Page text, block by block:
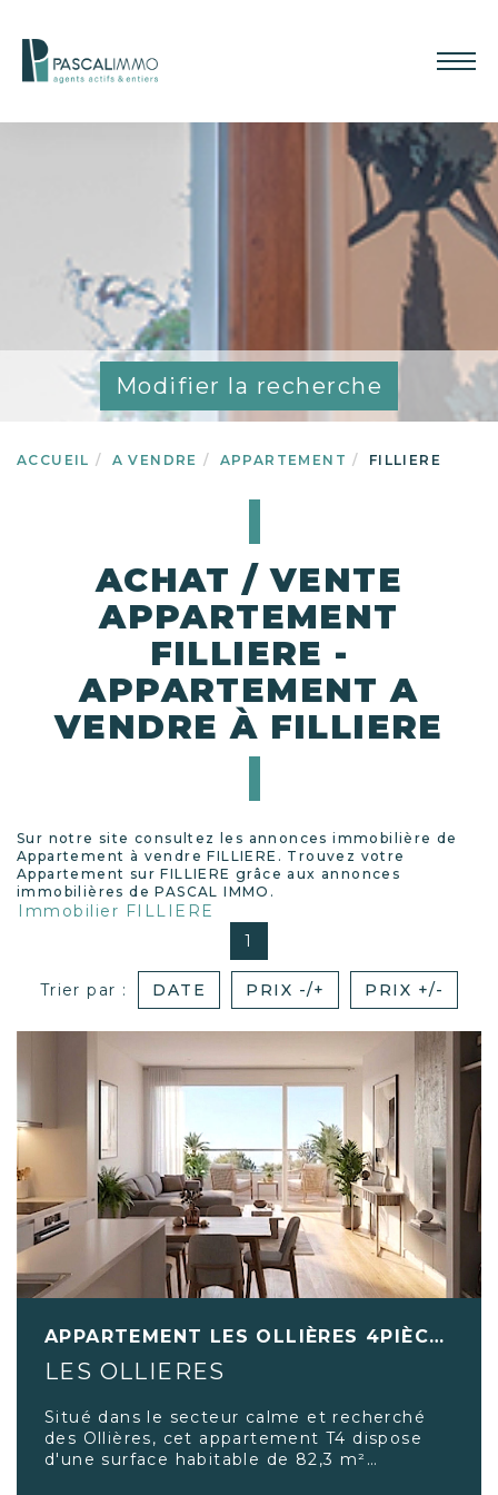
Modifier la recherche
ACCUEIL A VENDRE APPARTEMENT FILLIERE
ACHAT / VENTE
APPARTEMENT
FILLIERE -
APPARTEMENT A
VENDRE À FILLIERE
Sur notre site consultez les annonces immobilière de
Appartement à vendre FILLIERE. Trouvez votre
Appartement sur FILLIERE grâce aux annonces
immobilières de PASCAL IMMO.
Immobilier FILLIERE
1
Trier par : DATE PRIX -/+ PRIX +/-
APPARTEMENT LES OLLIÈRES 4PIÈCE(S) 82.30 M2
LES OLLIERES
Situé dans le secteur calme et recherché
des Ollières, cet appartement T4 dispose
d'une surface habitable de 82,3 m²